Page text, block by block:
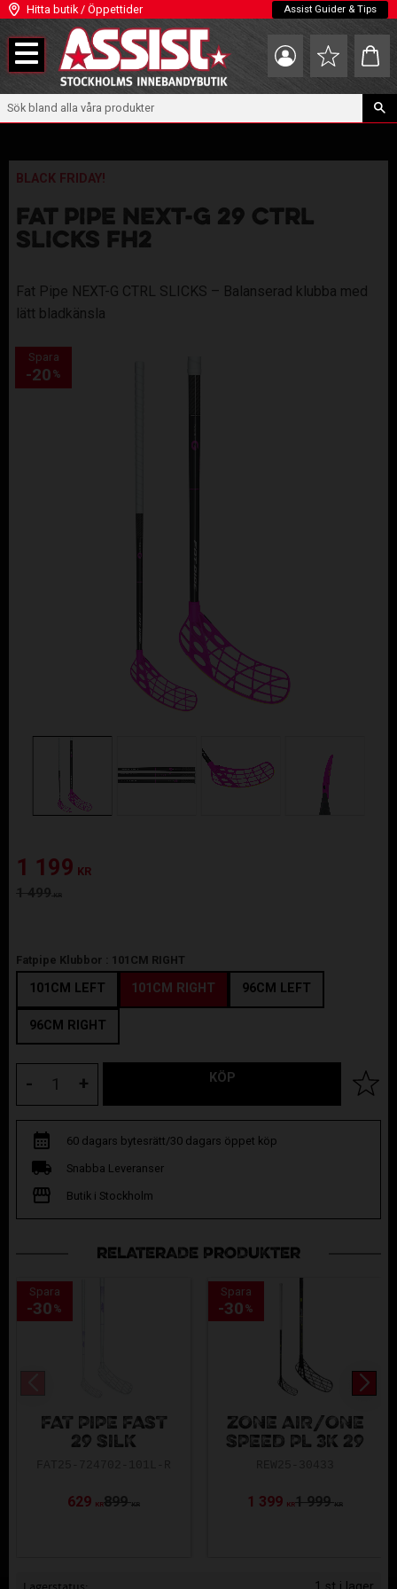
Meny
Hitta butik / Öppettider Assist Guider & Tips
Favoriter
BLACK FRIDAY!
FAT PIPE NEXT-G 29 CTRL
SLICKS FH2
Fat Pipe NEXT-G CTRL SLICKS – Balanserad klubba med
lätt bladkänsla
Spara
20 %
Nedsatt pris:
1 199 KR
Ordinarie pris:
1 499KR
Fatpipe Klubbor : 101CM RIGHT
101CM LEFT 101CM RIGHT 96CM LEFT
96CM RIGHT
+
- KÖP Lägg
60 dagars bytesrätt/30 dagars öppet köp
Snabba Leveranser
Butik i Stockholm
RELATERADE PRODUKTER
FAT PIPE FAST
29 SILK
629 KR899 KR
Spara
30 %
ZONE AIR/ONE
SPEED PL 3K 29
1 399 KR1 999 KR
Spara
30 %